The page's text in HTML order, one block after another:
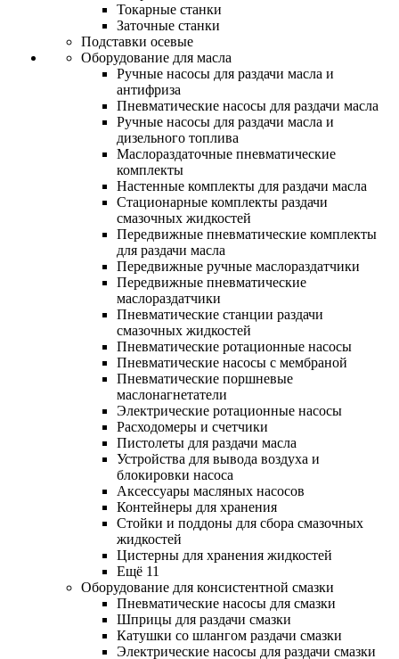
Токарные станки
Заточные станки
Подставки осевые
Оборудование для масла
Ручные насосы для раздачи масла и
антифриза
Пневматические насосы для раздачи масла
Ручные насосы для раздачи масла и
дизельного топлива
Маслораздаточные пневматические
комплекты
Настенные комплекты для раздачи масла
Стационарные комплекты раздачи
смазочных жидкостей
Передвижные пневматические комплекты
для раздачи масла
Передвижные ручные маслораздатчики
Передвижные пневматические
маслораздатчики
Пневматические станции раздачи
смазочных жидкостей
Пневматические ротационные насосы
Пневматические насосы с мембраной
Пневматические поршневые
маслонагнетатели
Электрические ротационные насосы
Расходомеры и счетчики
Пистолеты для раздачи масла
Устройства для вывода воздуха и
блокировки насоса
Аксессуары масляных насосов
Контейнеры для хранения
Стойки и поддоны для сбора смазочных
жидкостей
Цистерны для хранения жидкостей
Ещё 11
Оборудование для консистентной смазки
Пневматические насосы для смазки
Шприцы для раздачи смазки
Катушки со шлангом раздачи смазки
Электрические насосы для раздачи смазки